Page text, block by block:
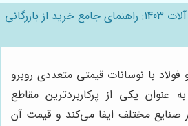
⭐️ قیمت ورق آهن و آهن آلات 1403: راهنمای جامع خرید از بازرگانی
آهن و فولاد با نوسانات قیمتی متعددی روبرو
یکی از پرکاربردترین مقاطع
صنایع مختلف ایفا می‌کند و قیمت آن